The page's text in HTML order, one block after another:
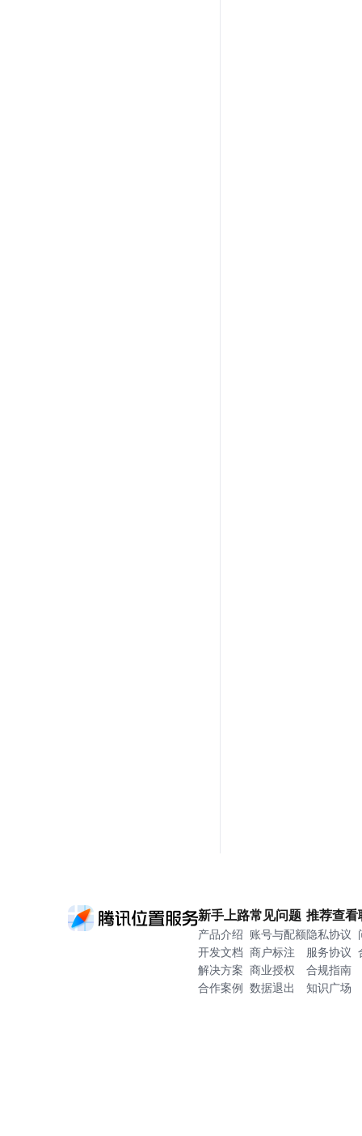
新手上路
产品介绍
开发文档
解决方案
合作案例
常见问题
账号与配额
商户标注
商业授权
数据退出
推荐查看
隐私协议
服务协议
合规指南
知识广场